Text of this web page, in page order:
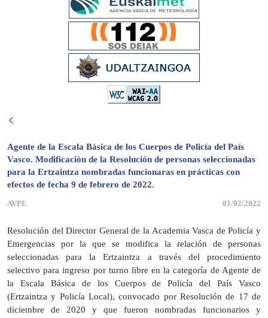
Agente de la Escala Básica de los Cuerpos de Policía del País
Vasco. Modificación de la Resolución de personas seleccionadas
para la Ertzaintza nombradas funcionaras en prácticas con
efectos de fecha 9 de febrero de 2022.
AVPE 01/02/2022
Resolución del Director General de la Academia Vasca de Policía y
Emergencias por la que se modifica la relación de personas
seleccionadas para la Ertzaintza a través del procedimiento
selectivo para ingreso por turno libre en la categoría de Agente de
la Escala Básica de los Cuerpos de Policía del País Vasco
(Ertzaintza y Policía Local), convocado por Resolución de 17 de
diciembre de 2020 y que fueron nombradas funcionarios y